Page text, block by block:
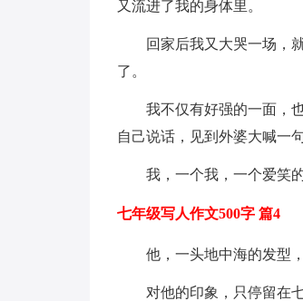
又流进了我的身体里。
回家后我又大哭一场，
了。
我不仅有好强的一面，
自己说话，见到外婆大喊一
我，一个我，一个爱笑
七年级写人作文500字 篇4
他，一头地中海的发型
对他的印象，只停留在